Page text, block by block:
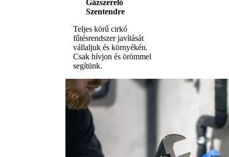
Gázszerelő
Szentendre
Teljes körű cirkó
fűtésrendszer javítását
vállaljuk és környékén.
Csak hívjon és örömmel
segítünk.